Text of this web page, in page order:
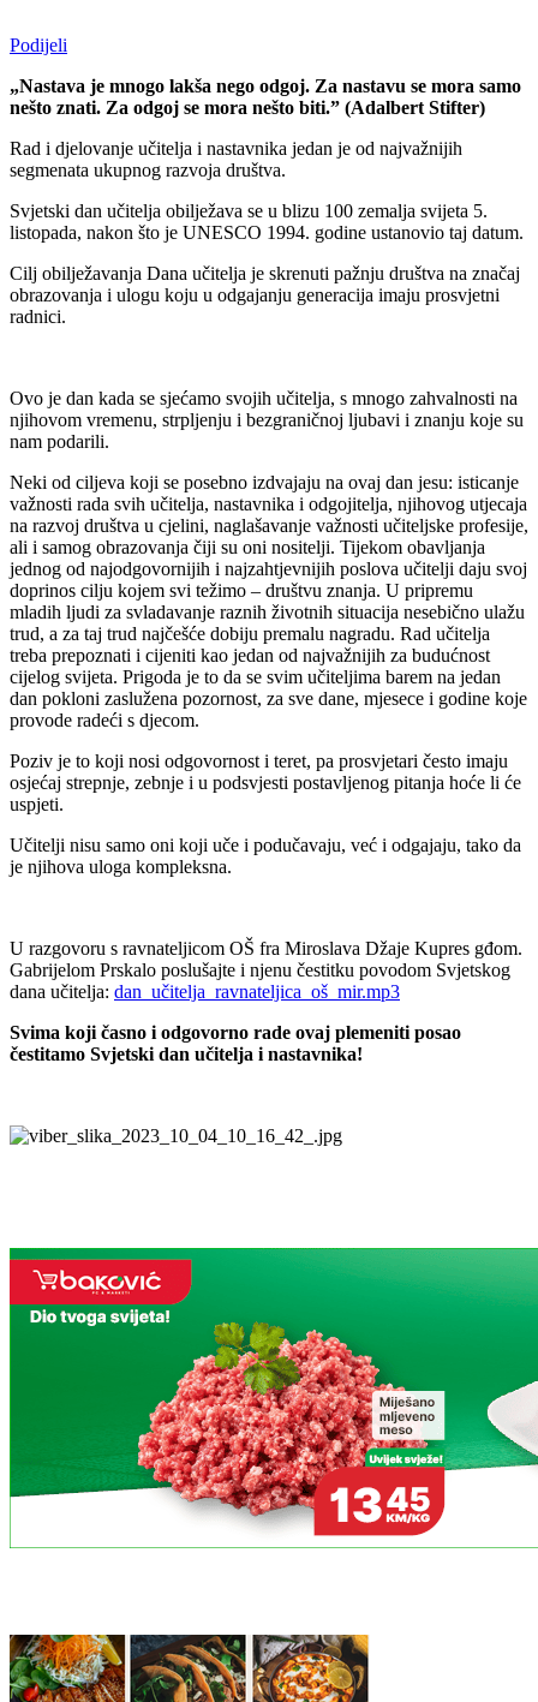
Podijeli
„Nastava je mnogo lakša nego odgoj. Za nastavu se mora samo
nešto znati. Za odgoj se mora nešto biti.” (Adalbert Stifter)
Rad i djelovanje učitelja i nastavnika jedan je od najvažnijih
segmenata ukupnog razvoja društva.
Svjetski dan učitelja obilježava se u blizu 100 zemalja svijeta 5.
listopada, nakon što je UNESCO 1994. godine ustanovio taj datum.
Cilj obilježavanja Dana učitelja je skrenuti pažnju društva na značaj
obrazovanja i ulogu koju u odgajanju generacija imaju prosvjetni
radnici.
Ovo je dan kada se sjećamo svojih učitelja, s mnogo zahvalnosti na
njihovom vremenu, strpljenju i bezgraničnoj ljubavi i znanju koje su
nam podarili.
Neki od ciljeva koji se posebno izdvajaju na ovaj dan jesu: isticanje
važnosti rada svih učitelja, nastavnika i odgojitelja, njihovog utjecaja
na razvoj društva u cjelini, naglašavanje važnosti učiteljske profesije,
ali i samog obrazovanja čiji su oni nositelji. Tijekom obavljanja
jednog od najodgovornijih i najzahtjevnijih poslova učitelji daju svoj
doprinos cilju kojem svi težimo – društvu znanja. U pripremu
mladih ljudi za svladavanje raznih životnih situacija nesebično ulažu
trud, a za taj trud najčešće dobiju premalu nagradu. Rad učitelja
treba prepoznati i cijeniti kao jedan od najvažnijih za budućnost
cijelog svijeta. Prigoda je to da se svim učiteljima barem na jedan
dan pokloni zaslužena pozornost, za sve dane, mjesece i godine koje
provode radeći s djecom.
Poziv je to koji nosi odgovornost i teret, pa prosvjetari često imaju
osjećaj strepnje, zebnje i u podsvjesti postavljenog pitanja hoće li će
uspjeti.
Učitelji nisu samo oni koji uče i podučavaju, već i odgajaju, tako da
je njihova uloga kompleksna.
U razgovoru s ravnateljicom OŠ fra Miroslava Džaje Kupres gđom.
Gabrijelom Prskalo poslušajte i njenu čestitku povodom Svjetskog
dana učitelja: dan_učitelja_ravnateljica_oš_mir.mp3
Svima koji časno i odgovorno rade ovaj plemeniti posao
čestitamo Svjetski dan učitelja i nastavnika!